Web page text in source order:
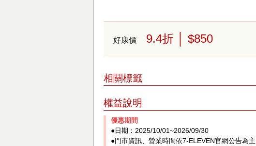
好康價 9.4折 │ $850
相關標籤
權益說明
優惠期間
●日期：2025/10/01~2026/09/30
●門市資訊、營業時間依7-ELEVEN官網公告為主